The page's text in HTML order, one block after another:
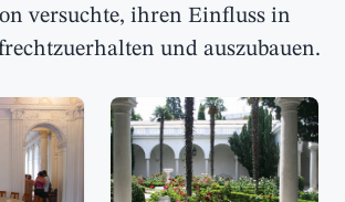
versuchte, ihren Einfluss in
und auszubauen.